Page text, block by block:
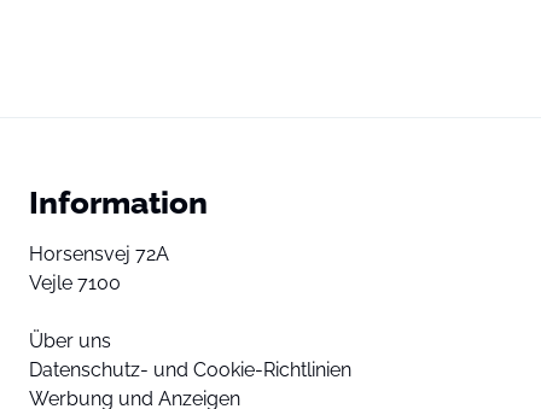
Information
Horsensvej 72A
Vejle 7100
Über uns
Datenschutz- und Cookie-Richtlinien
Werbung und Anzeigen